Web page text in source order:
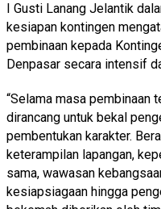
I Gusti Lanang Jelantik
kesiapan kontingen
pembinaan kepada
Denpasar secara intensif
“Selama masa
dirancang untuk bekal
pembentukan karakter.
keterampilan lapangan,
sama, wawasan
kesiapsiagaan hingga